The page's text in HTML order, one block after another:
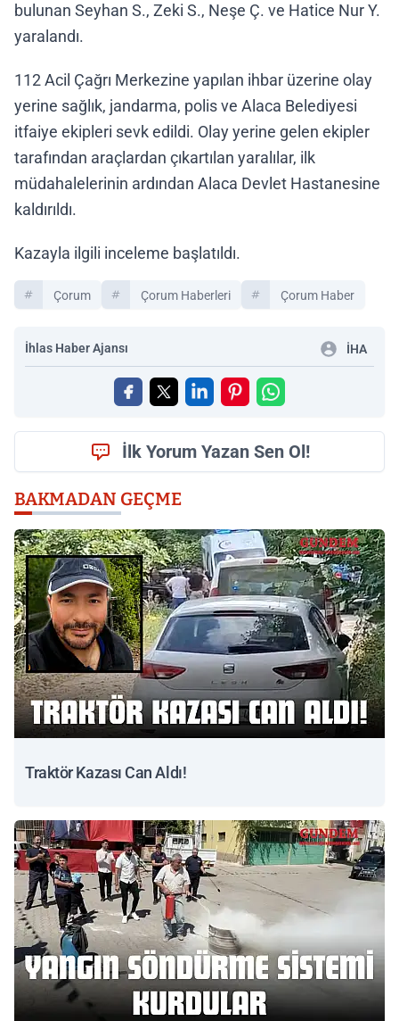
bulunan Seyhan S., Zeki S., Neşe Ç. ve Hatice Nur Y.
yaralandı.
112 Acil Çağrı Merkezine yapılan ihbar üzerine olay
yerine sağlık, jandarma, polis ve Alaca Belediyesi
itfaiye ekipleri sevk edildi. Olay yerine gelen ekipler
tarafından araçlardan çıkartılan yaralılar, ilk
müdahalelerinin ardından Alaca Devlet Hastanesine
kaldırıldı.
Kazayla ilgili inceleme başlatıldı.
Çorum Çorum Haberleri Çorum Haber
İhlas Haber Ajansı İHA
İlk Yorum Yazan Sen Ol!
BAKMADAN GEÇME
Traktör Kazası Can Aldı!